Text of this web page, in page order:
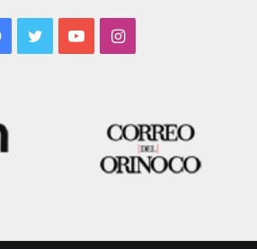
Facebook
TwitterYouTubeInstagram